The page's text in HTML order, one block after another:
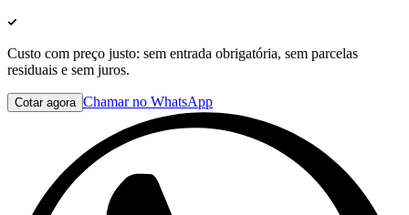
Custo com preço justo: sem entrada obrigatória, sem parcelas
residuais e sem juros.
Cotar agora Chamar no WhatsApp